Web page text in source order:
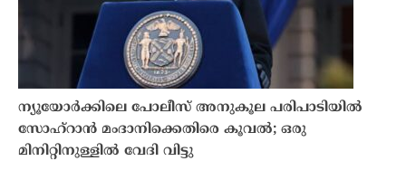
ന്യൂയോർക്കിലെ പോലീസ് അനുകൂല പരിപാടിയിൽ
സോഹ്‌റാൻ മംദാനിക്കെതിരെ കൂവൽ; ഒരു
മിനിറ്റിനുള്ളിൽ വേദി വിട്ടു